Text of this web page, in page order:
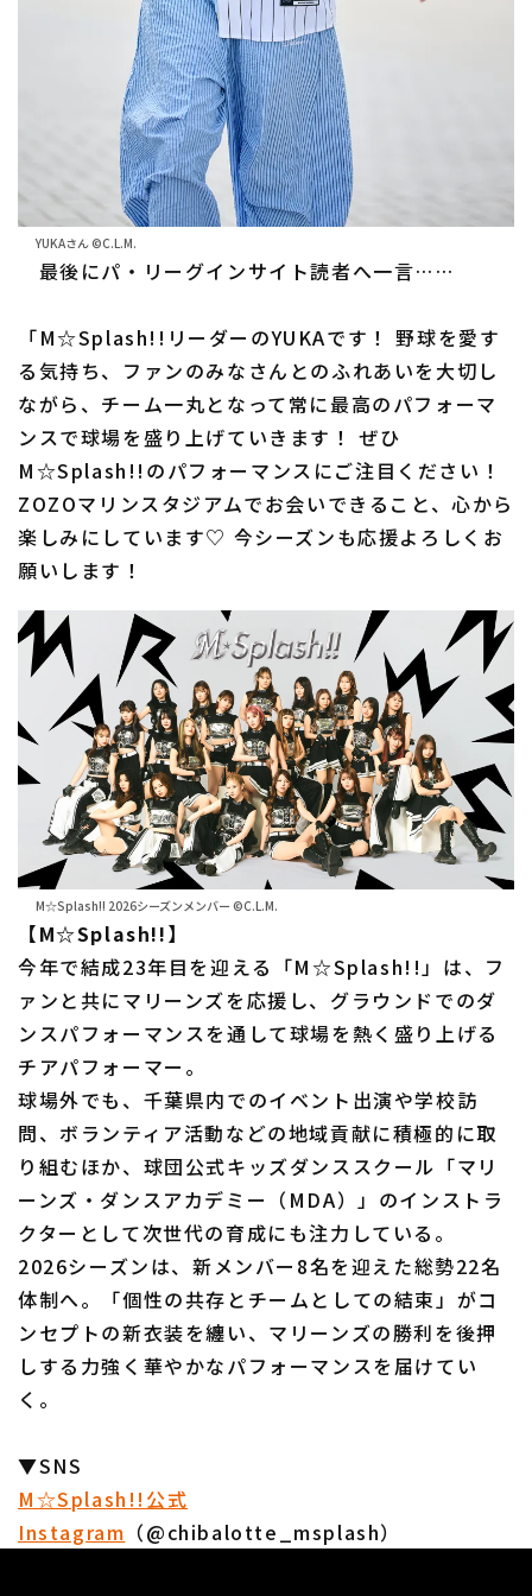
YUKAさん ©C.L.M.
最後にパ・リーグインサイト読者へ一言……
「M☆Splash!!リーダーのYUKAです！ 野球を愛す
る気持ち、ファンのみなさんとのふれあいを大切し
ながら、チーム一丸となって常に最高のパフォーマ
ンスで球場を盛り上げていきます！ ぜひ
M☆Splash!!のパフォーマンスにご注目ください！
ZOZOマリンスタジアムでお会いできること、心から
楽しみにしています♡ 今シーズンも応援よろしくお
願いします！
M☆Splash!! 2026シーズンメンバー ©C.L.M.
【M☆Splash!!】
今年で結成23年目を迎える「M☆Splash!!」は、フ
ァンと共にマリーンズを応援し、グラウンドでのダ
ンスパフォーマンスを通して球場を熱く盛り上げる
チアパフォーマー。
球場外でも、千葉県内でのイベント出演や学校訪
問、ボランティア活動などの地域貢献に積極的に取
り組むほか、球団公式キッズダンススクール「マリ
ーンズ・ダンスアカデミー（MDA）」のインストラ
クターとして次世代の育成にも注力している。
2026シーズンは、新メンバー8名を迎えた総勢22名
体制へ。「個性の共存とチームとしての結束」がコ
ンセプトの新衣装を纏い、マリーンズの勝利を後押
しする力強く華やかなパフォーマンスを届けてい
く。
▼SNS
M☆Splash!!公式
Instagram （@chibalotte_msplash）